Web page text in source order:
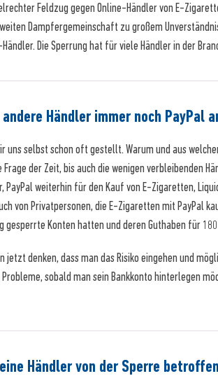
Feldzug gegen Online-Händler von E-
Dampfergemeinschaft zu großem
Die Sperrung hat für viele Händler in der
Händler immer noch PayPal
uns selbst schon oft gestellt. Warum und aus
Frage der Zeit, bis auch die wenigen verbleibenden
PayPal weiterhin für den Kauf von E-Zigaretten,
von Privatpersonen, die E-Zigaretten mit PayPal
gesperrte Konten hatten und deren Guthaben für
jetzt denken, dass man das Risiko eingehen und
sobald man sein Bankkonto hinterlegen
Händler von der Sperre